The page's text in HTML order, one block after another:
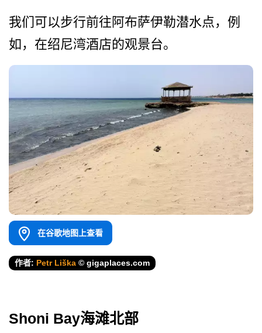
我们可以步行前往阿布萨伊勒­潜水点，例
如，在绍尼湾酒店的观景台。
在谷歌地图上查看
作者: Petr Liška © gigaplaces.com
Shoni Bay海滩北部